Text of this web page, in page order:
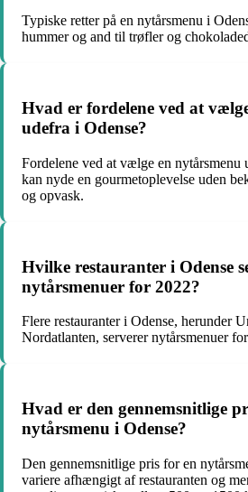
Typiske retter på en nytårsmenu i
hummer og and til trøfler og
Hvad er fordelene ved at
udefra i Odense?
Fordelene ved at vælge en nytårsmenu
kan nyde en gourmetoplevelse uden
og opvask.
Hvilke restauranter i Odense
nytårsmenuer for 2022?
Flere restauranter i Odense, herunder
Nordatlanten, serverer nytårsmenuer
Hvad er den gennemsnitlige
nytårsmenu i Odense?
Den gennemsnitlige pris for en
variere afhængigt af restauranten og